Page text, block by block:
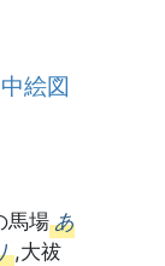
絵図
馬場 あ
,大祓